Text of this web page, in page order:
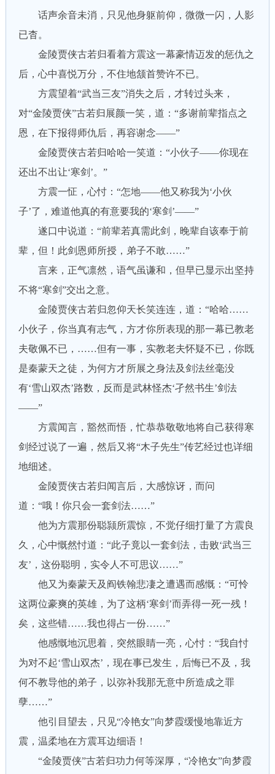
话声余音未消，只见他身躯前仰，微微一闪，人影
已杳。
金陵贾侠古若归看着方震这一幕豪情迈发的惩仇之
后，心中喜悦万分，不住地颔首赞许不已。
方震望着“武当三友”消失之后，才转过头来，
对“金陵贾侠”古若归展颜一笑，道：“多谢前辈指点之
恩，在下报得师仇后，再容谢念——”
金陵贾侠古若归哈哈一笑道：“小伙子——你现在
还出不出让‘寒剑’。”
方震一怔，心忖：“怎地——他又称我为‘小伙
子’了，难道他真的有意要我的‘寒剑’——”
遂口中说道：“前辈若真需此剑，晚辈自该奉于前
辈，但！此剑恩师所授，弟子不敢……”
言来，正气凛然，语气虽谦和，但早已显示出坚持
不将“寒剑”交出之意。
金陵贾侠古若归忽仰天长笑连连，道：“哈哈……
小伙子，你当真有志气，方才你所表现的那一幕已教老
夫敬佩不已，……但有一事，实教老夫怀疑不已，你既
是秦蒙天之徒，为何方才所展之身法及剑法丝毫没
有‘雪山双杰’路数，反而是武林怪杰‘孑然书生’剑法
——”
方震闻言，豁然而悟，忙恭恭敬敬地将自己获得寒
剑经过说了一遍，然后又将“木子先生”传艺经过也详细
地细述。
金陵贾侠古若归闻言后，大感惊讶，而问
道：“哦！你只会一套剑法……”
他为方震那份聪颕所震惊，不觉仔细打量了方震良
久，心中慨然忖道：“此子竟以一套剑法，击败‘武当三
友’，这份聪明，实令人不可思议……”
他又为秦蒙天及阎铁翰悲凄之遭遇而感慨：“可怜
这两位豪爽的英雄，为了这柄‘寒剑’而弄得一死一残！
矣，这些错……我也得占一份……”
他感慨地沉思着，突然眼睛一亮，心忖：“我自忖
为对不起‘雪山双杰’，现在事已发生，后悔已不及，我
何不教导他的弟子，以弥补我那无意中所造成之罪
孽……”
他引目望去，只见“冷艳女”向梦霞缓慢地靠近方
震，温柔地在方震耳边细语！
“金陵贾侠”古若归功力何等深厚，“冷艳女”向梦霞